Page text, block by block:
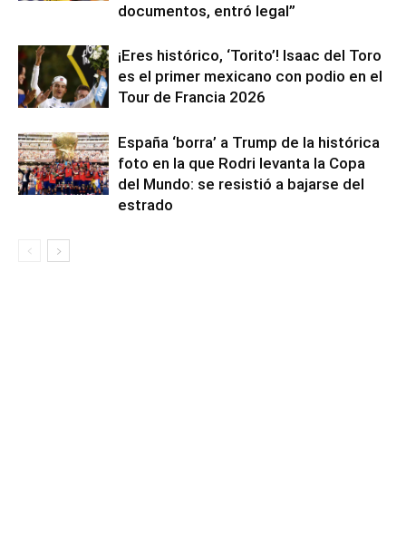
documentos, entró legal”
¡Eres histórico, ‘Torito’! Isaac del Toro
es el primer mexicano con podio en el
Tour de Francia 2026
España ‘borra’ a Trump de la histórica
foto en la que Rodri levanta la Copa
del Mundo: se resistió a bajarse del
estrado